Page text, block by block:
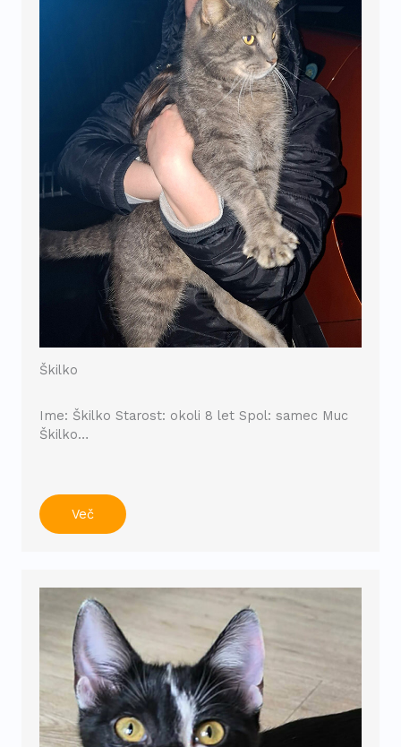
Škilko
Ime: Škilko Starost: okoli 8 let Spol: samec Muc
Škilko…
Več